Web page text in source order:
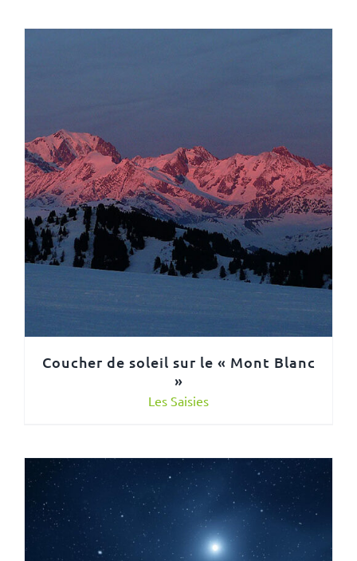
Coucher de soleil sur le « Mont Blanc
»
Les Saisies